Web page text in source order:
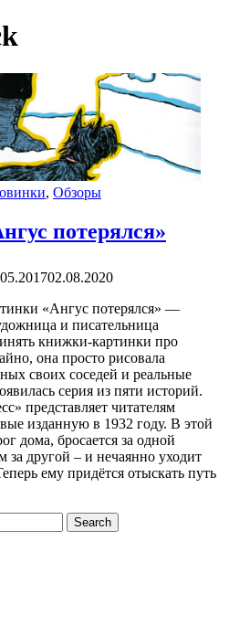
, Обзоры
потерялся»
02.08.2020
«Ангус потерялся» —
и писательница
книжки-картинки про
она просто рисовала
своих соседей и реальные
серия из пяти историй.
представляет читателям
изданную в 1932 году. В этой
дома, бросается за одной
за другой – и нечаянно уходит
ему придётся отыскать путь
Search